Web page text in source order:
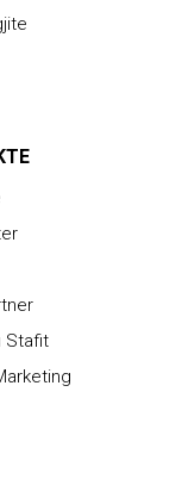
Stafit